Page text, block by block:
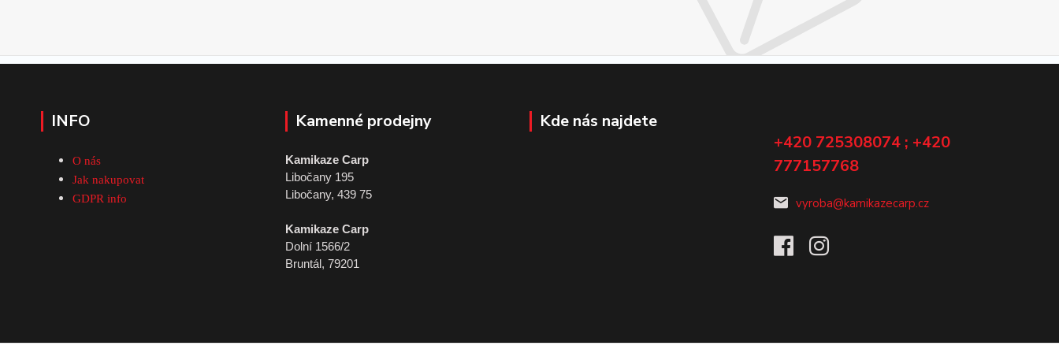
INFO
O nás
Jak nakupovat
GDPR info
Kamenné prodejny
Kamikaze Carp
Libočany 195
Libočany, 439 75
Kamikaze Carp
Dolní 1566/2
Bruntál, 79201
Kde nás najdete
+420 725308074 ; +420
777157768
vyroba@kamikazecarp.cz